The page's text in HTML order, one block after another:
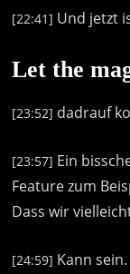
[22:41] Und jetzt
Let the
[23:52] dadrauf
[23:57] Ein
Feature zum
Dass wir
[24:59] Kann sein.